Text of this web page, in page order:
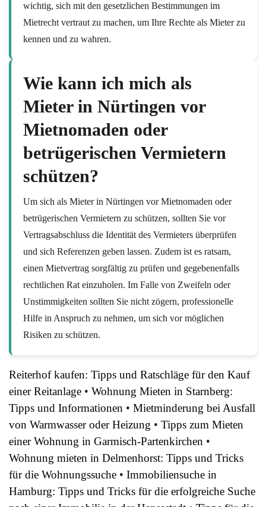
wichtig, sich mit den gesetzlichen Bestimmungen im
Mietrecht vertraut zu machen, um Ihre Rechte als Mieter zu
kennen und zu wahren.
Wie kann ich mich als
Mieter in Nürtingen vor
Mietnomaden oder
betrügerischen Vermietern
schützen?
Um sich als Mieter in Nürtingen vor Mietnomaden oder
betrügerischen Vermietern zu schützen, sollten Sie vor
Vertragsabschluss die Identität des Vermieters überprüfen
und sich Referenzen geben lassen. Zudem ist es ratsam,
einen Mietvertrag sorgfältig zu prüfen und gegebenenfalls
rechtlichen Rat einzuholen. Im Falle von Zweifeln oder
Unstimmigkeiten sollten Sie nicht zögern, professionelle
Hilfe in Anspruch zu nehmen, um sich vor möglichen
Risiken zu schützen.
Reiterhof kaufen: Tipps und Ratschläge für den Kauf
einer Reitanlage • Wohnung Mieten in Starnberg:
Tipps und Informationen • Mietminderung bei Ausfall
von Warmwasser oder Heizung • Tipps zum Mieten
einer Wohnung in Garmisch-Partenkirchen •
Wohnung mieten in Delmenhorst: Tipps und Tricks
für die Wohnungssuche • Immobiliensuche in
Hamburg: Tipps und Tricks für die erfolgreiche Suche